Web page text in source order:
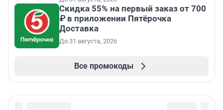
Скидка 55% на первый заказ от 700
₽ в приложении Пятёрочка
Доставка
До 31 августа, 2026
Все промокоды